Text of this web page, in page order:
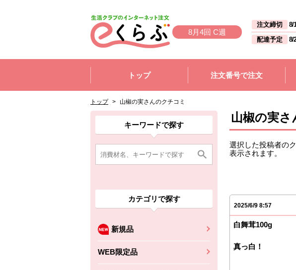
8月4回 C週
注文締切 8/
配達予定
8/
トップ
注文番号で注文
トップ > 山椒の実さんのクチコミ
ここから消費材検索メニューです。
キーワードで探す
カテゴリで探す
新規品
WEB限定品
消費材検索メニューここまで。
ここから本文です。 山椒の実さ
選択した投稿者の
表示されます。
2025/6/9 8:57
白舞茸100g
真っ白！